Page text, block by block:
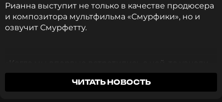
Рианна выступит не только в качестве продюсера
и композитора мультфильма «Смурфики», но и
озвучит Смурфетту.
«Когда мы впервые встретились с ней, то узнали,
что «Смурфики» были ее любимым
мультсериалом в детстве, и с этого момента все
ЧИТАТЬ НОВОСТЬ